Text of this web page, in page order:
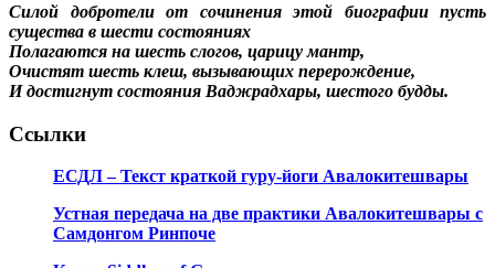
Силой добротели от сочинения этой биографии пусть
существа в шести состояниях
Полагаются на шесть слогов, царицу мантр,
Очистят шесть клеш, вызывающих перерождение,
И достигнут состояния Ваджрадхары, шестого будды.
Ссылки
ЕСДЛ – Текст краткой гуру-йоги Авалокитешвары
Устная передача на две практики Авалокитешвары с
Самдонгом Ринпоче